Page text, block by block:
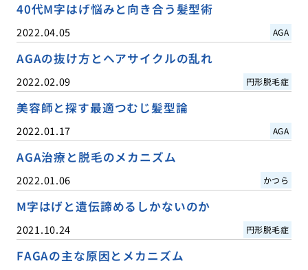
40代M字はげ悩みと向き合う髪型術
2022.04.05 AGA
AGAの抜け方とヘアサイクルの乱れ
2022.02.09 円形脱毛症
美容師と探す最適つむじ髪型論
2022.01.17 AGA
AGA治療と脱毛のメカニズム
2022.01.06 かつら
M字はげと遺伝諦めるしかないのか
2021.10.24 円形脱毛症
FAGAの主な原因とメカニズム